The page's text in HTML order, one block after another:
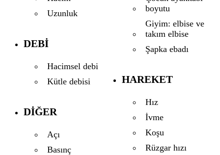
Uzunluk
DEBI
Hacimsel debi
Kütle debisi
DIĞER
Açı
Basınç
boyutu
Giyim: elbise ve
takım elbise
Şapka ebadı
HAREKET
Hız
İvme
Koşu
Rüzgar hızı